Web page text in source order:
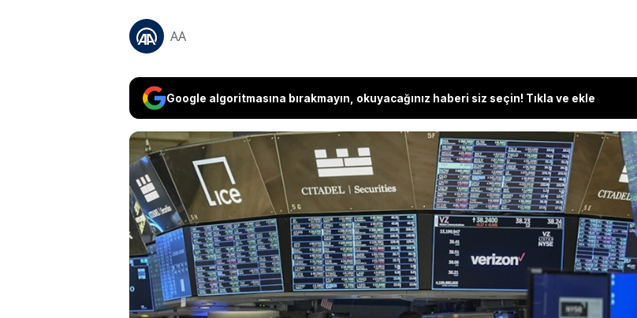
AA
Google algoritmasına bırakmayın, okuyacağınız haberi siz seçin! Tıkla ve ekle
Küresel piyasalar dünkü yoğun verilerden aldığı sinyallerle
karışık seyrederken para piyasalarındaki fiyatlamalarda ABD
Merkez Bankası'nın (Fed) martta faiz indirimlerine
başlayabileceğine yönelik tahminler yeniden güç kazandı.